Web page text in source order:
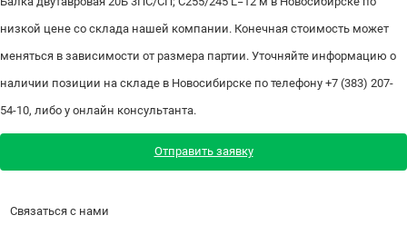
низкой цене со склада нашей компании. Конечная стоимость может
меняться в зависимости от размера партии. Уточняйте информацию о
наличии позиции на складе в Новосибирске по телефону +7 (383) 207-
54-10, либо у онлайн консультанта.
Отправить заявку
Связаться с нами